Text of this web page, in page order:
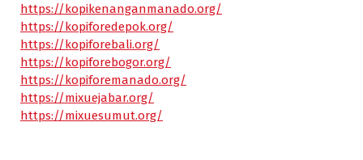
https://kopikenanganmanado.org/
https://kopiforedepok.org/
https://kopiforebali.org/
https://kopiforebogor.org/
https://kopiforemanado.org/
https://mixuejabar.org/
https://mixuesumut.org/